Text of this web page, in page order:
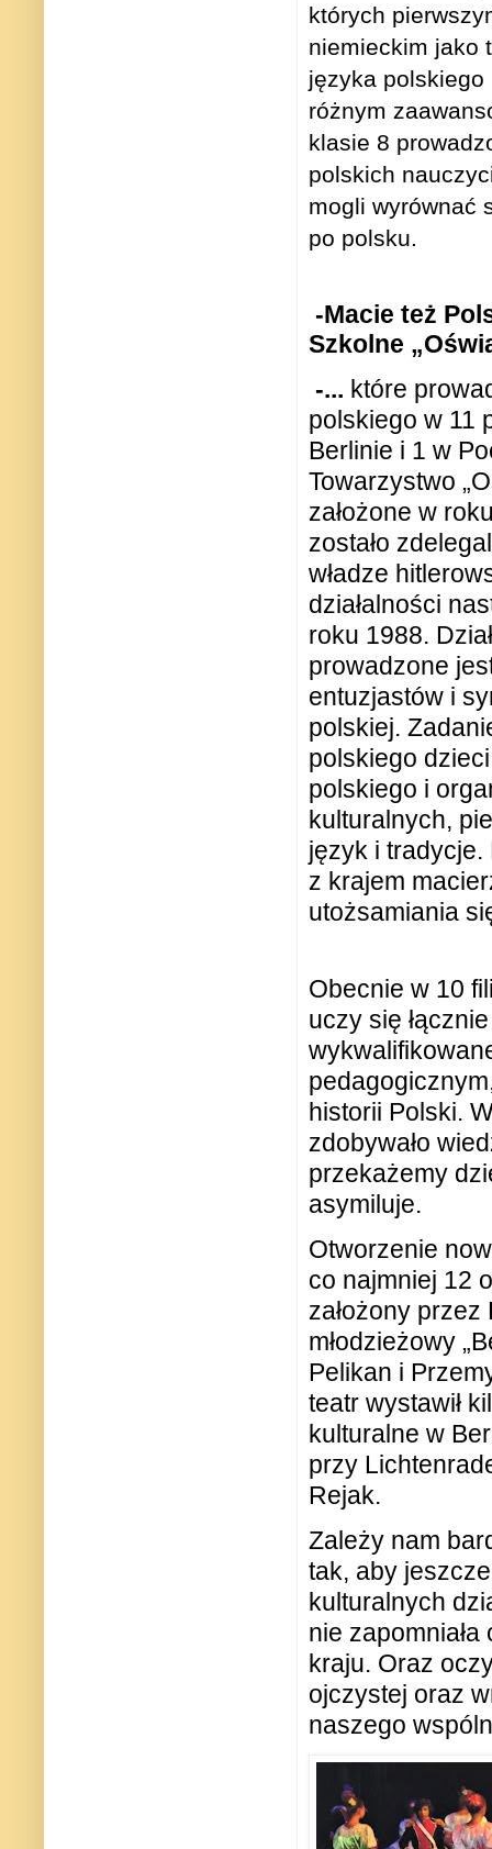
których
niemieckim jako
języka
różnym
klasie 8
polskich
mogli wyrównać
po polsku.
-Macie też
Szkolne
-... które
polskiego w 11
Berlinie i 1 w
Towarzystwo
założone w
zostało
władze
działalności
roku 1988.
prowadzone
entuzjastów i
polskiej.
polskiego
polskiego i
kulturalnych,
język i
z krajem
utożsamiania
Obecnie w 10
uczy się
historii Polski.
zdobywało
przekażemy
asymiluje.
Otworzenie
co najmniej 12
założony
młodzieżowy
Pelikan i
teatr wystawił
kulturalne w
przy
Rejak.
Zależy nam
tak, aby
kulturalnych
nie
kraju. Oraz
ojczystej oraz
naszego